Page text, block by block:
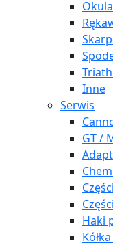
Inne
Serwis
GT /
Haki